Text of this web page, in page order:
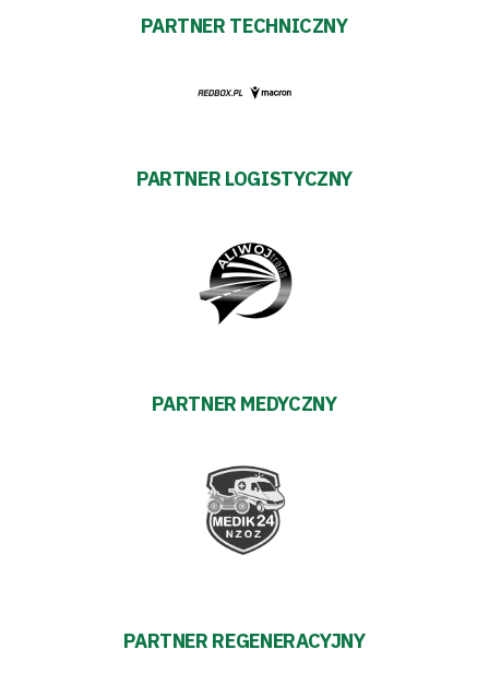
PARTNER TECHNICZNY
PARTNER LOGISTYCZNY
PARTNER MEDYCZNY
PARTNER REGENERACYJNY